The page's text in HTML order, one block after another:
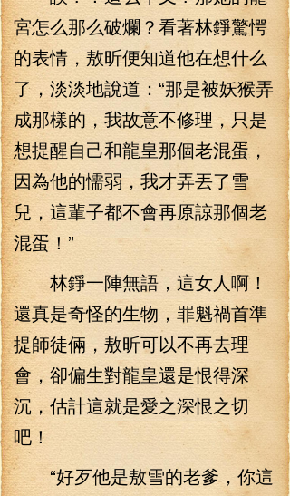
宮怎么那么破爛？看著林錚驚愕
的表情，敖昕便知道他在想什么
了，淡淡地說道：“那是被妖猴弄
成那樣的，我故意不修理，只是
想提醒自己和龍皇那個老混蛋，
因為他的懦弱，我才弄丟了雪
兒，這輩子都不會再原諒那個老
混蛋！”
林錚一陣無語，這女人啊！
還真是奇怪的生物，罪魁禍首準
提師徒倆，敖昕可以不再去理
會，卻偏生對龍皇還是恨得深
沉，估計這就是愛之深恨之切
吧！
“好歹他是敖雪的老爹，你這